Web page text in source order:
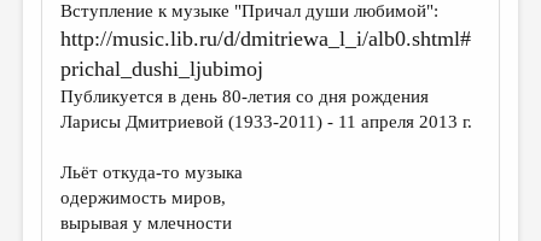
НОВОСТИ
ПРАВИЛА САЙТА
ОТДЕЛЫ И РУБРИКИ
ДАЙДЖЕСТ
ПРОИЗВЕДЕНИЯ
Вступление к музыке "Причал души любимой":
http://music.lib.ru/d/dmitriewa_l_i/alb0.shtml#
prichal_dushi_ljubimoj
Публикуется в день 80-летия со дня рождения
Ларисы Дмитриевой (1933-2011) - 11 апреля 2013 г.
Льёт откуда-то музыка
одержимость миров,
вырывая у млечности